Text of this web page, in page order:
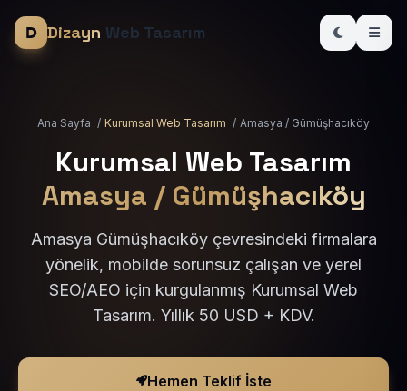
Dizayn Web Tasarım
Ana Sayfa / Kurumsal Web Tasarım / Amasya / Gümüşhacıköy
Kurumsal Web Tasarım
Amasya / Gümüşhacıköy
Amasya Gümüşhacıköy çevresindeki firmalara
yönelik, mobilde sorunsuz çalışan ve yerel
SEO/AEO için kurgulanmış Kurumsal Web
Tasarım. Yıllık 50 USD + KDV.
Hemen Teklif İste